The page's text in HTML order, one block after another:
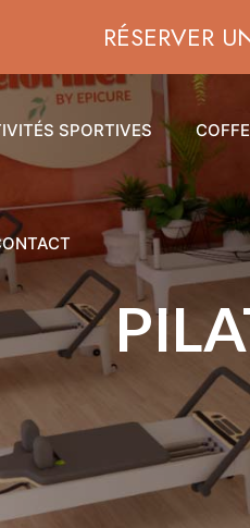
RÉSERVER
SPORTIVES